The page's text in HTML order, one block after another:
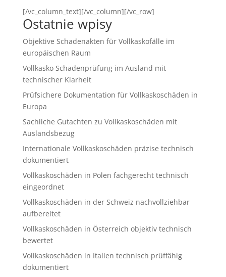
[/vc_column_text][/vc_column][/vc_row]
Ostatnie wpisy
Objektive Schadenakten für Vollkaskofälle im
europäischen Raum
Vollkasko Schadenprüfung im Ausland mit
technischer Klarheit
Prüfsichere Dokumentation für Vollkaskoschäden in
Europa
Sachliche Gutachten zu Vollkaskoschäden mit
Auslandsbezug
Internationale Vollkaskoschäden präzise technisch
dokumentiert
Vollkaskoschäden in Polen fachgerecht technisch
eingeordnet
Vollkaskoschäden in der Schweiz nachvollziehbar
aufbereitet
Vollkaskoschäden in Österreich objektiv technisch
bewertet
Vollkaskoschäden in Italien technisch prüffähig
dokumentiert